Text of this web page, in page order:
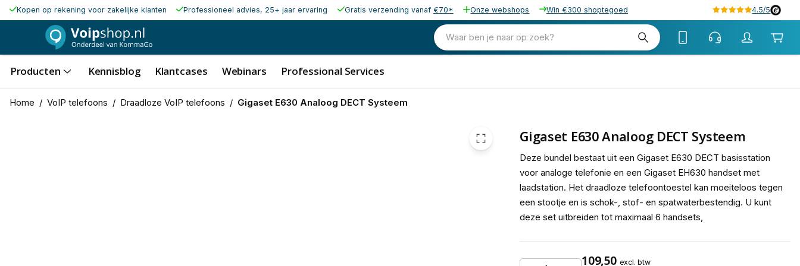
Kopen op rekening voor zakelijke klanten Professioneel advies, 25+ jaar ervaring Gratis verzending vanaf €70* Onze webshops Win €300 shoptegoed 4.5/5
Waar ben je naar op zoek?
Producten Kennisblog Klantcases Webinars Professional Services
Home / VoIP telefoons / Draadloze VoIP telefoons / Gigaset E630 Analoog DECT Systeem
Gigaset E630 Analoog DECT Systeem
Deze bundel bestaat uit een Gigaset E630 DECT basisstation
voor analoge telefonie en een Gigaset EH630 handset met
laadstation. Het draadloze telefoontoestel kan moeiteloos tegen
een stootje en is schok-, stof- en spatwaterbestendig. U kunt
deze set uitbreiden tot maximaal 6 handsets,
109,50 excl. btw
109,50 excl. btw
132,50 incl. btw